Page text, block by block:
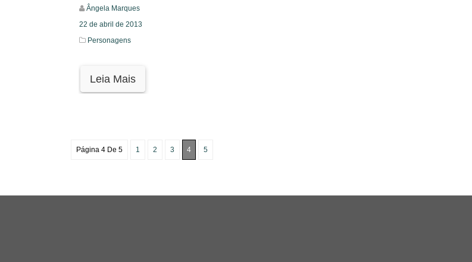
Ângela Marques
22 de abril de 2013
Personagens
Leia Mais
Página 4 De 5 1 2 3 4 5